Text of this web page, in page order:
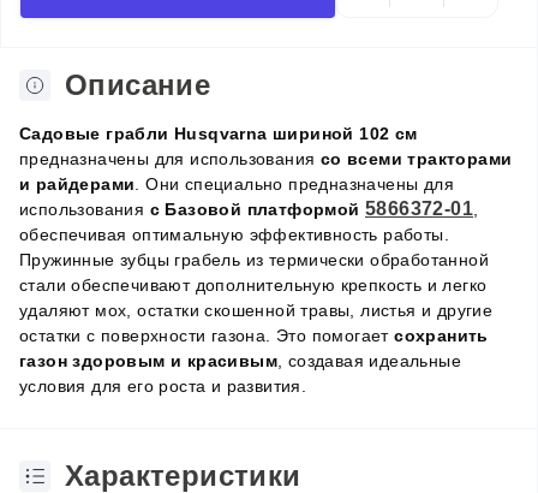
Описание
Садовые грабли Husqvarna шириной 102 см
предназначены для использования со всеми тракторами
и райдерами . Они специально предназначены для
использования с Базовой платформой5866372-01
обеспечивая оптимальную эффективность работы.
Пружинные зубцы грабель из термически обработанной
стали обеспечивают дополнительную крепкость и легко
удаляют мох, остатки скошенной травы, листья и другие
остатки с поверхности газона. Это помогаетсохранить
газон здоровым и красивым , создавая идеальные
условия для его роста и развития.
Характеристики